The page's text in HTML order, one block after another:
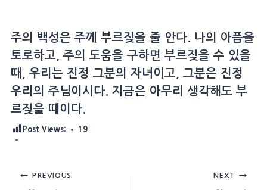
주의 백성은 주께 부르짖을 줄 안다. 나의 아픔을
토로하고, 주의 도움을 구하면 부르짖을 수 있을
때, 우리는 진정 그분의 자녀이고, 그분은 진정
우리의 주님이시다. 지금은 아무리 생각해도 부
르짖을 때이다.
Post Views: 19
Post
PREVIOUS NEXT